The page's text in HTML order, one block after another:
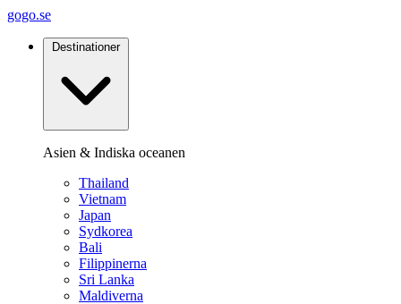
gogo.se
Destinationer
Asien & Indiska oceanen
Thailand
Vietnam
Japan
Sydkorea
Bali
Filippinerna
Sri Lanka
Maldiverna